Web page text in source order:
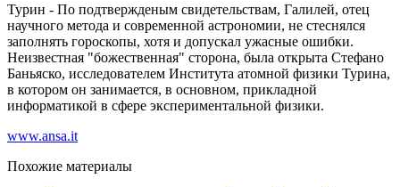
Турин - По подтвержденым свидетельствам, Галилей, отец
научного метода и современной астрономии, не стеснялся
заполнять гороскопы, хотя и допускал ужасные ошибки.
Неизвестная "божественная" сторона, была открыта Стефано
Баньяско, исследователем Института атомной физики Турина,
в котором он занимается, в основном, прикладной
информатикой в сфере экспериментальной физики.
www.ansa.it
Похожие материалы